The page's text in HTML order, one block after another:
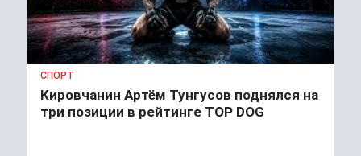
СПОРТ
Кировчанин Артём Тунгусов поднялся на
три позиции в рейтинге TOP DOG